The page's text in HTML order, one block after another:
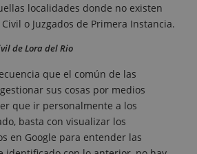
localidades donde no existen
o Juzgados de Primera Instancia.
de Lora del Rio
que el común de las
sus cosas por medios
que ir personalmente a los
basta con visualizar los
en Google para entender las